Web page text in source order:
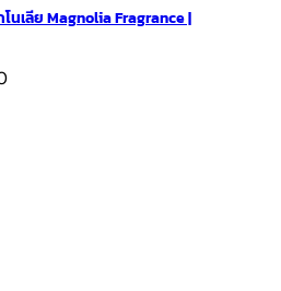
นเลีย Magnolia Fragrance |